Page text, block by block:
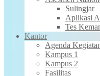
Sulingjar
Aplikasi
Tes
Kantor
Agenda
Kampus 1
Kampus 2
Fasilitas